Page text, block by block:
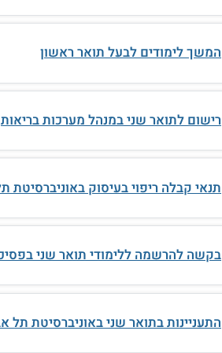
המשך לימודים לבעל תואר ראשון
רישום לתואר שני במנהל מערכות בריאות
תנאי קבלה ריפוי בעיסוק באוניברסיטת
בקשה להרשמה ללימודי תואר שני
התעניינות בתואר שני באוניברסיטת תל